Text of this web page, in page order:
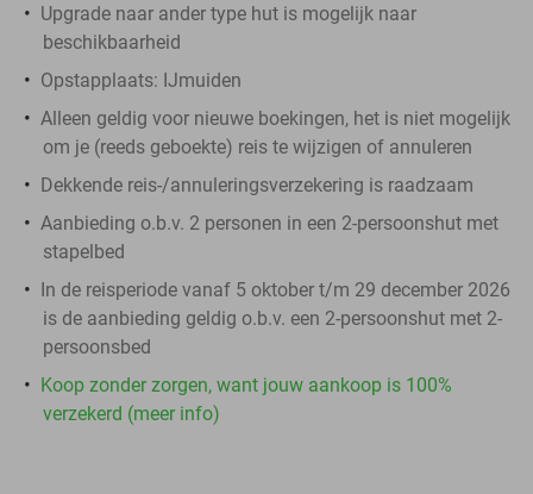
Upgrade naar ander type hut is mogelijk naar
beschikbaarheid
Opstapplaats: IJmuiden
Alleen geldig voor nieuwe boekingen, het is niet mogelijk
om je (reeds geboekte) reis te wijzigen of annuleren
Dekkende reis-/annuleringsverzekering is raadzaam
Aanbieding o.b.v. 2 personen in een 2-persoonshut met
stapelbed
In de reisperiode vanaf 5 oktober t/m 29 december 2026
is de aanbieding geldig o.b.v. een 2-persoonshut met 2-
persoonsbed
Koop zonder zorgen, want jouw aankoop is 100%
verzekerd (meer info)